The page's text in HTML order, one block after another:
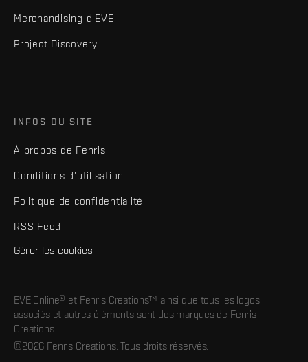
Merchandising d'EVE
Project Discovery
INFOS DU SITE
À propos de Fenris
Conditions d'utilisation
Politique de confidentialité
RSS Feed
Gérer les cookies
EVE Online® et Fenris Creations™ ainsi que tous les logos
associés et autres éléments sont des marques de Fenris
Creations.
©2026 Fenris Creations. Tous droits réservés.